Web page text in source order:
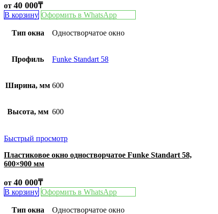
от 40 000₸
В корзину Оформить в WhatsApp
Тип окна Одностворчатое окно
Профиль Funke Standart 58
Ширина, мм 600
Высота, мм 600
Быстрый просмотр
Пластиковое окно одностворчатое Funke Standart 58,
600×900 мм
от 40 000₸
В корзину Оформить в WhatsApp
Тип окна Одностворчатое окно